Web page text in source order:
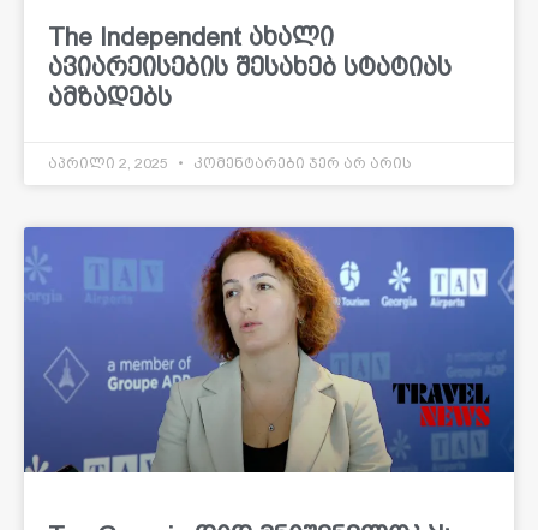
The Independent ახალი
ავიარეისების შესახებ სტატიას
ამზადებს
აპრილი 2, 2025 კომენტარები ჯერ არ არის